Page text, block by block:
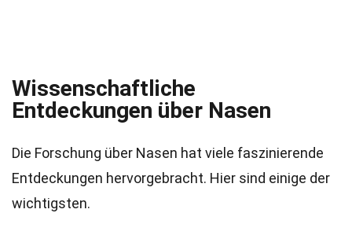
Wissenschaftliche
Entdeckungen über Nasen
Die Forschung über Nasen hat viele faszinierende
Entdeckungen hervorgebracht. Hier sind einige der
wichtigsten.